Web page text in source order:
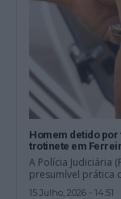
Homem detido
trotinete em
A Polícia Judiciária
presumível prática
15 Julho, 2026 - 14:51